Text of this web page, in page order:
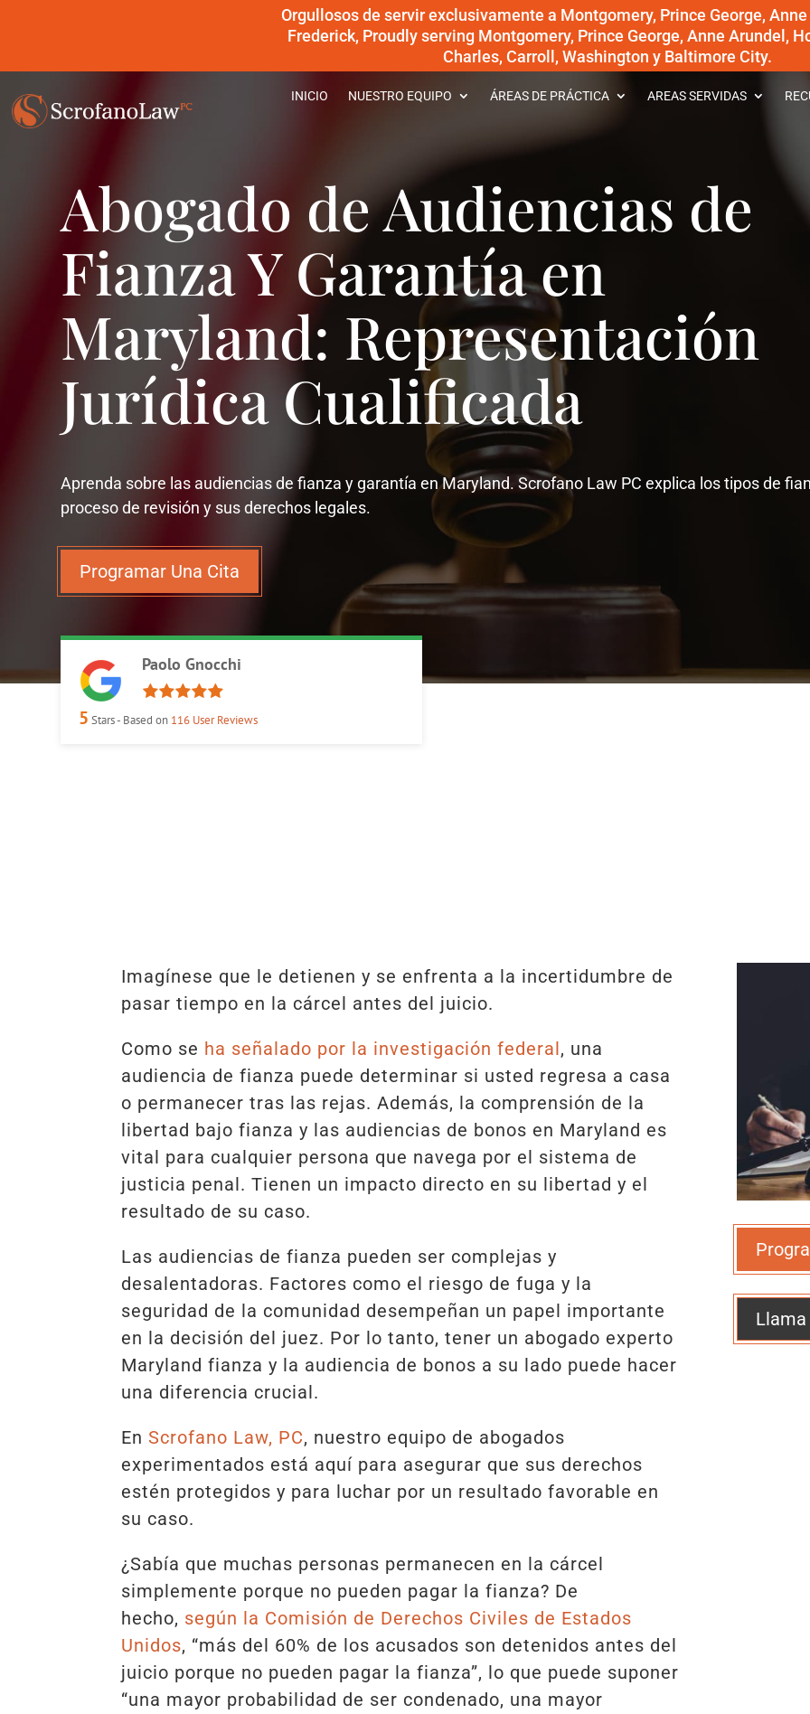
Orgullosos de servir exclusivamente a Montgomery, Prince George,
Frederick, Proudly serving Montgomery, Prince George, Anne Arundel,
Charles, Carroll, Washington y Baltimore City.
INICIO NUESTRO EQUIPO ÁREAS DE PRÁCTICA AREAS SERVIDAS
Abogado de Audiencias de
Fianza Y Garantía en
Maryland: Representación
Jurídica Cualificada
Aprenda sobre las audiencias de fianza y garantía en Maryland. Scrofano Law PC explica los tipos de
proceso de revisión y sus derechos legales.
Programar Una Cita
Paolo Gnocchi
5 Stars - Based on 116 User Reviews
Imagínese que le detienen y se enfrenta a la incertidumbre de
pasar tiempo en la cárcel antes del juicio.
Como se ha señalado por la investigación federal, una
audiencia de fianza puede determinar si usted regresa a casa
o permanecer tras las rejas. Además, la comprensión de la
libertad bajo fianza y las audiencias de bonos en Maryland es
vital para cualquier persona que navega por el sistema de
justicia penal. Tienen un impacto directo en su libertad y el
resultado de su caso.
Las audiencias de fianza pueden ser complejas y
desalentadoras. Factores como el riesgo de fuga y la
seguridad de la comunidad desempeñan un papel importante
en la decisión del juez. Por lo tanto, tener un abogado experto
Maryland fianza y la audiencia de bonos a su lado puede hacer
una diferencia crucial.
En Scrofano Law, PC, nuestro equipo de abogados
experimentados está aquí para asegurar que sus derechos
estén protegidos y para luchar por un resultado favorable en
su caso.
¿Sabía que muchas personas permanecen en la cárcel
simplemente porque no pueden pagar la fianza? De
hecho, según la Comisión de Derechos Civiles de Estados
Unidos, “más del 60% de los acusados son detenidos antes del
juicio porque no pueden pagar la fianza”, lo que puede suponer
“una mayor probabilidad de ser condenado, una mayor
Llama